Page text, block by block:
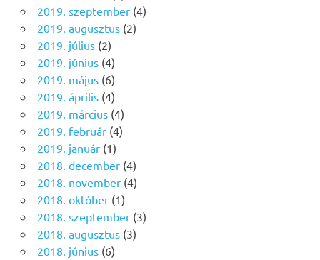
2019. szeptember(4)
2019. augusztus(2)
2019. július(2)
2019. június(4)
2019. május(6)
2019. április(4)
2019. március(4)
2019. február(4)
2019. január(1)
2018. december(4)
2018. november(4)
2018. október(1)
2018. szeptember(3)
2018. augusztus(3)
2018. június(6)